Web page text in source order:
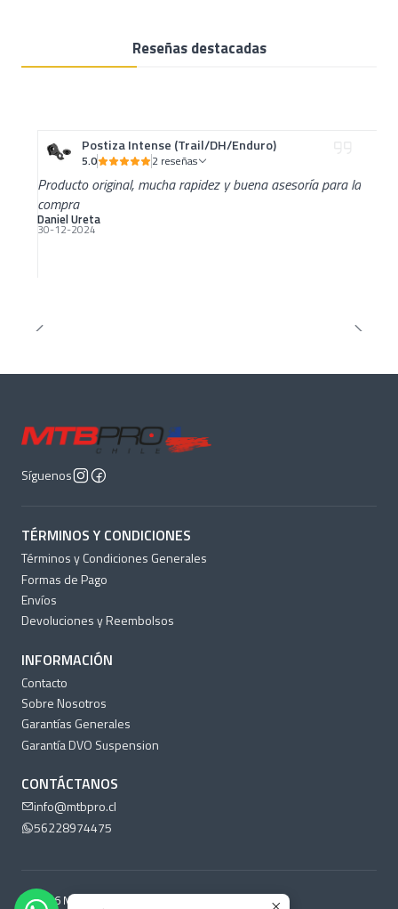
Reseñas destacadas
Postiza Intense (Trail/DH/Enduro)
5.0 2 reseñas
Producto original, mucha rapidez y buena asesoría para la
compra
Daniel Ureta
30-12-2024
Síguenos
TÉRMINOS Y CONDICIONES
Términos y Condiciones Generales
Formas de Pago
Envíos
Devoluciones y Reembolsos
INFORMACIÓN
Contacto
Sobre Nosotros
Garantías Generales
Garantía DVO Suspension
CONTÁCTANOS
info@mtbpro.cl
56228974475
2026 MTB Pro Chile.